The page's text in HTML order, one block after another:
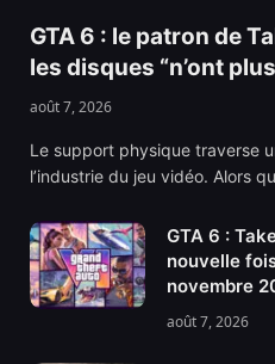
GTA 6 : le patron de
les disques “n’ont
août 7, 2026
Le support physique traverse
l’industrie du jeu vidéo. Alors
GTA 6 :
nouvelle
novembre
août 7, 2026